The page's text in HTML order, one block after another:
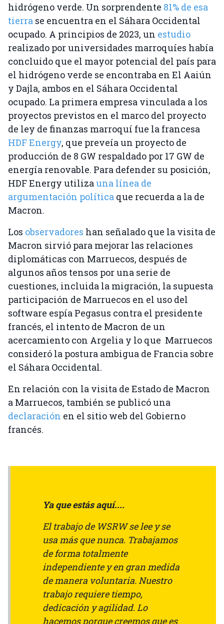
hidrógeno verde. Un sorprendente 81% de esa
tierra se encuentra en el Sáhara Occidental
ocupado. A principios de 2023, un estudio
realizado por universidades marroquíes había
concluido que el mayor potencial del país para
el hidrógeno verde se encontraba en El Aaiún
y Dajla, ambos en el Sáhara Occidental
ocupado. La primera empresa vinculada a los
proyectos previstos en el marco del proyecto
de ley de finanzas marroquí fue la francesa
HDF Energy, que preveía un proyecto de
producción de 8 GW respaldado por 17 GW de
energía renovable. Para defender su posición,
HDF Energy utiliza una línea de
argumentación política que recuerda a la de
Macron.
Los observadores han señalado que la visita de
Macron sirvió para mejorar las relaciones
diplomáticas con Marruecos, después de
algunos años tensos por una serie de
cuestiones, incluida la migración, la supuesta
participación de Marruecos en el uso del
software espía Pegasus contra el presidente
francés, el intento de Macron de un
acercamiento con Argelia y lo que Marruecos
consideró la postura ambigua de Francia sobre
el Sáhara Occidental.
En relación con la visita de Estado de Macron
a Marruecos, también se publicó una
declaración en el sitio web del Gobierno
francés.
Ya que estás aquí....
El trabajo de WSRW se lee y se
usa más que nunca. Trabajamos
de forma totalmente
independiente y en gran medida
de manera voluntaria. Nuestro
trabajo requiere tiempo,
dedicación y agilidad. Lo
hacemos porque creemos que es